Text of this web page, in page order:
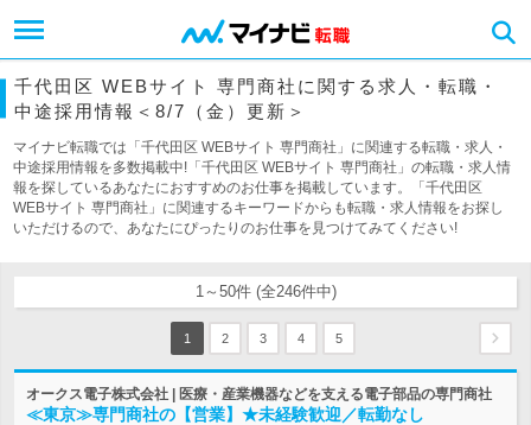
千代田区 WEBサイト 専門商社に関する求人・転職・
中途採用情報＜8/7（金）更新＞
マイナビ転職では「千代田区 WEBサイト 専門商社」に関連する転職・求人・
中途採用情報を多数掲載中!「千代田区 WEBサイト 専門商社」の転職・求人情
報を探しているあなたにおすすめのお仕事を掲載しています。「千代田区
WEBサイト 専門商社」に関連するキーワードからも転職・求人情報をお探し
いただけるので、あなたにぴったりのお仕事を見つけてみてください!
1～50件 (全246件中)
1 2 3 4 5
オークス電子株式会社 | 医療・産業機器などを支える電子部品の専門商社
≪東京≫専門商社の【営業】★未経験歓迎／転勤なし